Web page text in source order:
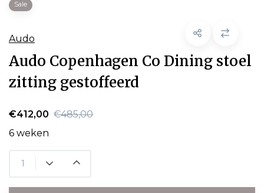
Sale
Audo
Audo Copenhagen Co Dining stoel
zitting gestoffeerd
€412,00 €485,00
6 weken